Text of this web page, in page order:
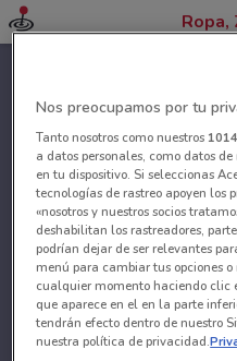
Nos preocupamos por tu
Tanto nosotros como nuestros 1014
a datos personales, como datos
en tu dispositivo. Si seleccionas
tecnologías de rastreo apoyen los
«nosotros y nuestros socios
deshabilitan los rastreadores,
podrían dejar de ser relevantes
menú para cambiar tus opciones
cualquier momento haciendo clic
que aparece en el en la parte
tendrán efecto dentro de nuestro
nuestra política de privacidad.